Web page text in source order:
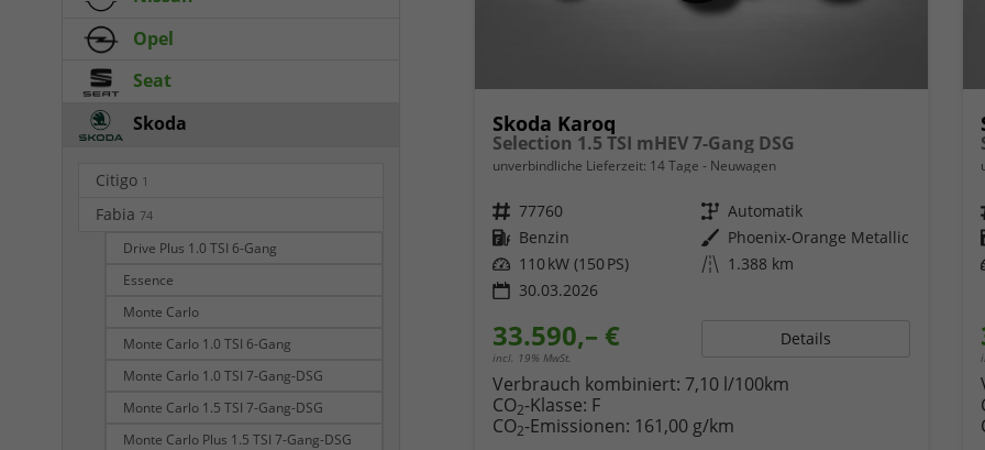
Skoda Karoq
Selection 1.5 TSI mHEV 7-Gang DSG
unverbindliche Lieferzeit: 14 Tage Neuwagen
Fahrzeugnr. 77760 Getriebe Automatik
Kraftstoff Benzin Außenfarbe Phoenix-Orange Metallic
Leistung 110 kW (150 PS) Kilometerstand 1.388 km
30.03.2026
33.590,– €
incl. 19% MwSt.
Details
Verbrauch kombiniert: 7,10 l/100km
CO2-Klasse: F
CO2-Emissionen: 161,00 g/km
Opel
Seat
Skoda
Citigo 1
Fabia 74
Drive Plus 1.0 TSI 6-Gang
Essence
Monte Carlo
Monte Carlo 1.0 TSI 6-Gang
Monte Carlo 1.0 TSI 7-Gang-DSG
Monte Carlo 1.5 TSI 7-Gang-DSG
Monte Carlo Plus 1.5 TSI 7-Gang-DSG